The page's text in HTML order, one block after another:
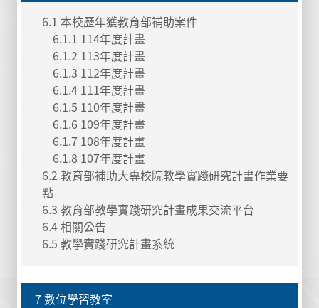
6.1 本校歷年獲教育部補助案件
6.1.1 114年度計畫
6.1.2 113年度計畫
6.1.3 112年度計畫
6.1.4 111年度計畫
6.1.5 110年度計畫
6.1.6 109年度計畫
6.1.7 108年度計畫
6.1.8 107年度計畫
6.2 教育部補助大專校院教學實踐研究計畫作業要
點
6.3 教育部教學實踐研究計畫成果交流平台
6.4 相關公告
6.5 教學實踐研究計畫系統
7 數位學習教室